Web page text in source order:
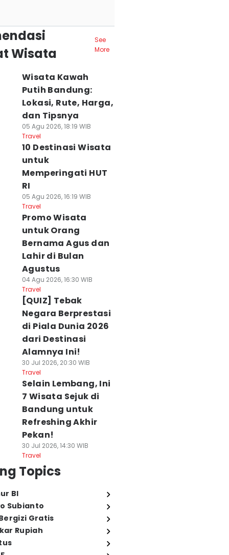
Wisata
See
More
Wisata Kawah
Putih Bandung:
Lokasi, Rute, Harga,
dan Tipsnya
05 Agu 2026, 18:19 WIB
Travel
10 Destinasi Wisata
untuk
Memperingati HUT
RI
05 Agu 2026, 16:19 WIB
Travel
Promo Wisata
untuk Orang
Bernama Agus dan
Lahir di Bulan
Agustus
04 Agu 2026, 16:30 WIB
Travel
[QUIZ] Tebak
Negara Berprestasi
di Piala Dunia 2026
dari Destinasi
Alamnya Ini!
30 Jul 2026, 20:30 WIB
Travel
Selain Lembang, Ini
7 Wisata Sejuk di
Bandung untuk
Refreshing Akhir
Pekan!
30 Jul 2026, 14:30 WIB
Travel
Topics
BI
Subianto
Gratis
Rupiah